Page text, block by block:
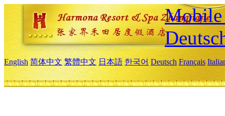
Mobile
English 简体中文 繁體中文 日本語 한국어 Deutsch Français